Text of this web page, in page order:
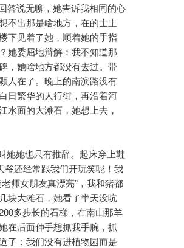
说无聊，她告诉我相同的心
不出那是啥地方，在的士上
下见着了她，顺着她的手指
她委屈地辩解：我不知道那
，她啥地方都没有去过。带
人在了。晚上的南滨路没有
日繁华的人行街，再沿着河
水面的大滩石，她想上去，
她也只有推辞。起床穿上鞋
爷还经常跟我们开玩笑呢！我
师女朋友真漂亮”，我和猪都
块大滩石，她看了半天没吭
多步长的石梯，在南山那羊
在后面伸手想抓我手腕，抓
了：我们没有进植物园而是